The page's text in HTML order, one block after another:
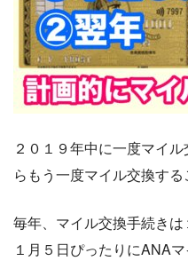
２０１９年中に一度マイ
らもう一度マイル交換する
毎年、マイル交換手続きは
１月５日ぴったりにANA